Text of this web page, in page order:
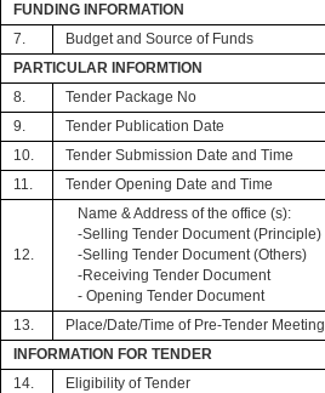
FUNDING INFORMATION
7.
Budget and Source of Funds
PARTICULAR INFORMTION
8.
Tender Package No
9.
Tender Publication Date
10.
Tender Submission Date and Time
11.
Tender Opening Date and Time
12.
Name & Address of the office (s):
-Selling Tender Document (Principle)
-Selling Tender Document (Others)
-Receiving Tender Document
- Opening Tender Document
13. Place/Date/Time of Pre-Tender Meeting
INFORMATION FOR TENDER
14.
Eligibility of Tender